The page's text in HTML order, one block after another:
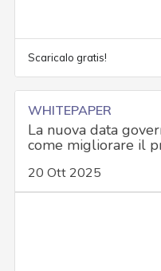
Scaricalo gratis!
WHITEPAPER
La nuova data
come migliorare il
20 Ott 2025